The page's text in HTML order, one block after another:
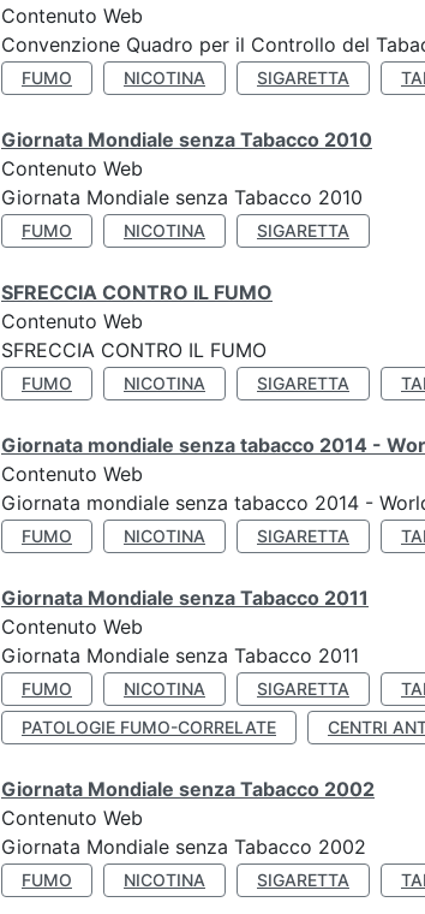
Contenuto Web
Convenzione Quadro per il Controllo del
FUMO NICOTINA SIGARETTA
Giornata Mondiale senza Tabacco 2010
Contenuto Web
Giornata Mondiale senza Tabacco 2010
FUMO NICOTINA SIGARETTA
SFRECCIA CONTRO IL FUMO
Contenuto Web
SFRECCIA CONTRO IL FUMO
FUMO NICOTINA SIGARETTA
Giornata mondiale senza tabacco 2014 -
Contenuto Web
Giornata mondiale senza tabacco 2014 -
FUMO NICOTINA SIGARETTA
Giornata Mondiale senza Tabacco 2011
Contenuto Web
Giornata Mondiale senza Tabacco 2011
FUMO NICOTINA SIGARETTA
PATOLOGIE FUMO-CORRELATE
CENTRI
Giornata Mondiale senza Tabacco 2002
Contenuto Web
Giornata Mondiale senza Tabacco 2002
FUMO NICOTINA SIGARETTA